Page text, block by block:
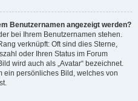
Benutzernamen angezeigt werden?
bei Ihrem Benutzernamen stehen.
verknüpft: Oft sind dies Sterne,
oder Ihren Status im Forum
wird auch als „Avatar“ bezeichnet.
ein persönliches Bild, welches von